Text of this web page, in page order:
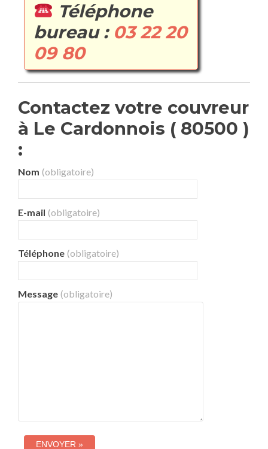
Téléphone
bureau : 03 22 20
09 80
Contactez votre couvreur
à Le Cardonnois ( 80500 )
:
Nom (obligatoire)
E-mail (obligatoire)
Téléphone (obligatoire)
Message (obligatoire)